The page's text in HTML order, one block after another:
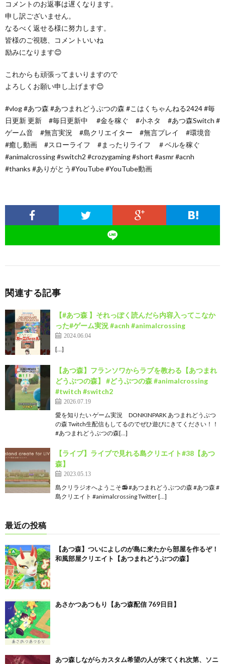
コメントのお返事は遅くなります。
申し訳ございません。
なるべく返せる様に努力します。
皆様のご視聴、コメントいいね
励みになります😊
これからも頑張ってまいりますので
よろしくお願い申し上げます😊
#vlog #あつ森 #あつまれどうぶつの森 #こはくちゃんねる2424 #毎
日更新 更新 #毎日更新中 #金を稼ぐ #小ネタ #あつ森Switch #
ゲーム音 #無言実況 #島クリエイター #無言プレイ #環境音
#癒し動画 #スローライフ #まったりライフ ＃ベルを稼ぐ
#animalcrossing #switch2 #crozygaming #short #asmr #acnh
#thanks #ありがとう#YouTube #YouTube動画
関連する記事
【#あつ森 】それっぽく読んだら内容入ってこなか
った#ゲーム実況 #acnh #animalcrossing
2024.06.04
[…]
【あつ森】フランソワからラブを教わる【あつまれ
どうぶつの森】 #どうぶつの森 #animalcrossing
#twitch #switch2
2026.07.19
愛を知りたい ゲーム実況 DONKINPARK あつまれどうぶつ
の森 Twitch生配信もしてるのでぜひ遊びにきてください！！
#あつまれどうぶつの森[…]
【ライブ】ライブで見れる島クリエイト#38【あつ
森】
2023.05.13
島クリラジオへようこそ📻 #あつまれどうぶつの森 #あつ森​​​ #
島クリエイト​​ #animalcrossing Twitter […]
最近の投稿
【あつ森】ついによしのが島に来たから部屋を作るぞ！
和風部屋クリエイト【あつまれどうぶつの森】
あさかつあつもり【あつ森配信 769日目】
あつ森しながらカスタム希望の人が来てくれ次第、ソニ